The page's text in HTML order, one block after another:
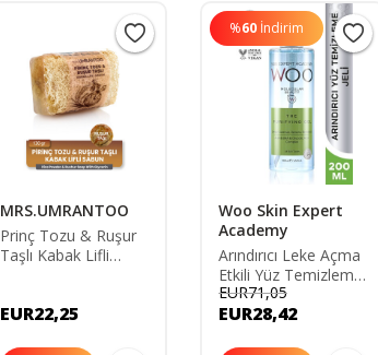
MRS.UMRANTOO
Prinç Tozu & Ruşur
Taşlı Kabak Lifli
EUR22,25
%60 İndirim
Woo Skin Expert
Academy
Arındırıcı Leke Açma
Etkili Yüz Temizleme
Jeli 200ml Sıkılaştırıcı
Canlandırıcı (AHA
EUR71,05
EUR28,42